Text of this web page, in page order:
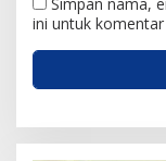
ini untuk